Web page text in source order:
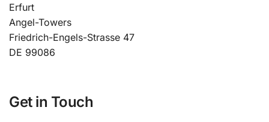
Erfurt
Angel-Towers
Friedrich-Engels-Strasse 47
DE 99086
Get in Touch